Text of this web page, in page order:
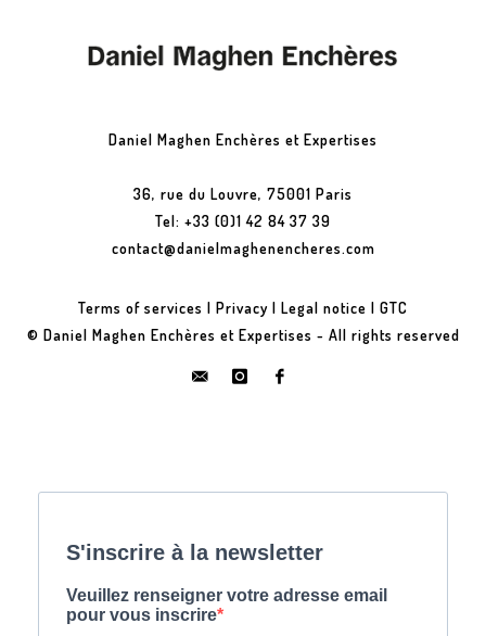
Daniel Maghen Enchères et Expertises
36, rue du Louvre, 75001 Paris
Tel: +33 (0)1 42 84 37 39
contact@danielmaghenencheres.com
Terms of services | Privacy | Legal notice | GTC
© Daniel Maghen Enchères et Expertises - All rights reserved